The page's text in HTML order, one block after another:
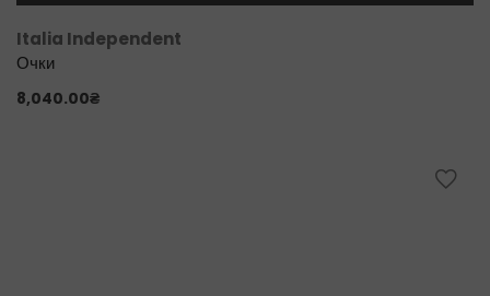
Italia Independent
Очки
8,040.00₴